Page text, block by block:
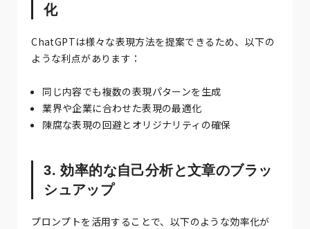
化
ChatGPTは様々な表現方法を提案できるため、以下の
ような利点があります：
同じ内容でも複数の表現パターンを生成
業界や企業に合わせた表現の最適化
陳腐な表現の回避とオリジナリティの確保
3. 効率的な自己分析と文章のブラッ
シュアップ
プロンプトを活用することで、以下のような効率化が